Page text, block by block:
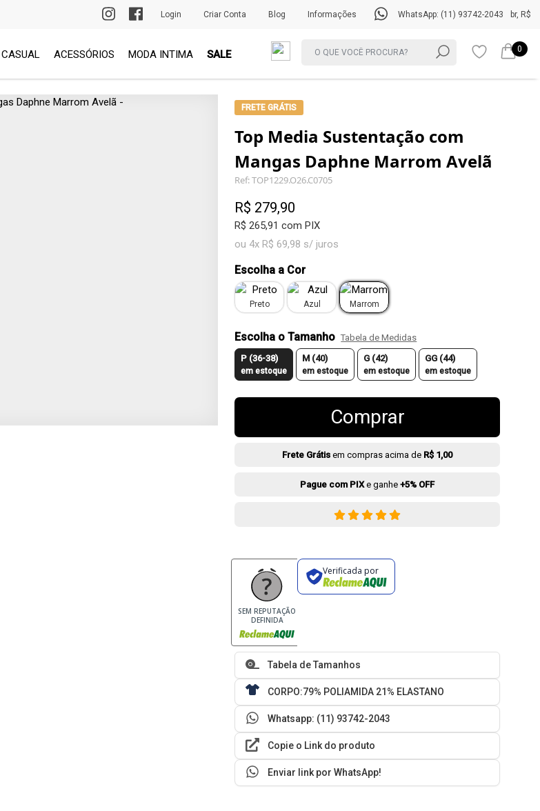
PRIMEIRA TROCA GRÁTIS br, R$
WhatsApp: (11) 93742-2043
Informações
Blog
Criar Conta
Login
CASUAL ACESSÓRIOS MODA INTIMA SALE 0
FRETE GRÁTIS
Top Media Sustentação com
Mangas Daphne Marrom Avelã
Ref: TOP1229.O26.C0705
R$ 279,90
R$ 265,91 com PIX
ou 4x R$ 69,98 s/ juros
Escolha a Cor
Preto Azul Marrom
Escolha o Tamanho Tabela de Medidas
P (36-38)
em estoque
M (40)
em estoque
G (42)
em estoque
GG (44)
em estoque
Comprar
Frete Grátis em compras acima de R$ 1,00
Pague com PIXe ganhe+5% OFF
SEM REPUTAÇÃO
DEFINIDA
Verificada por
Tabela de Tamanhos
CORPO:79% POLIAMIDA 21% ELASTANO
Whatsapp: (11) 93742-2043
Copie o Link do produto
Enviar link por WhatsApp!